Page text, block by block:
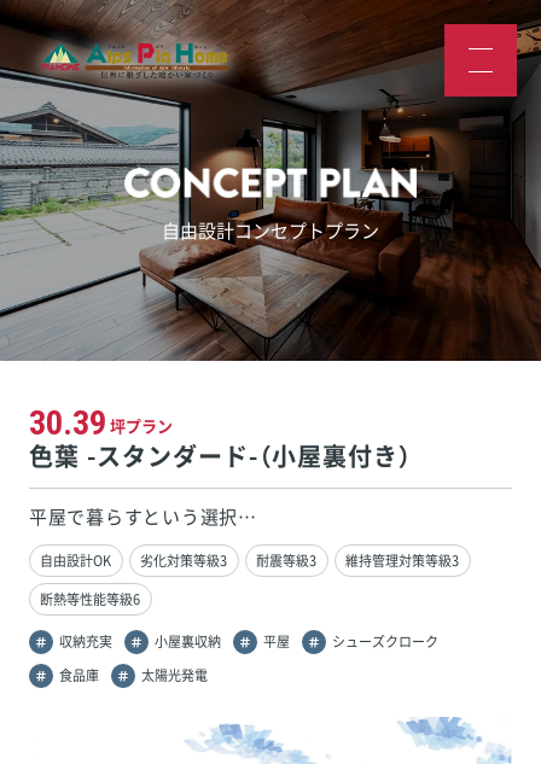
自由設計コンセプトプラン
30.39 坪プラン
色葉 -スタンダード-（小屋裏付き）
平屋で暮らすという選択…
自由設計OK 劣化対策等級3 耐震等級3
維持管理対策等級3
断熱等性能等級6
収納充実 小屋裏収納 平屋
シューズクローク
食品庫
太陽光発電